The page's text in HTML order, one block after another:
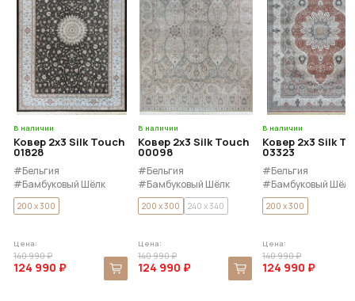
В наличии
Ковер 2x3 Silk Touch
01828
#Бельгия
#Бамбуковый Шёлк
200 x 300
Цена:
140 990 ₽
124 990 ₽
В наличии
Ковер 2x3 Silk Touch
00098
#Бельгия
#Бамбуковый Шёлк
200 x 300 240 x 340
Цена:
140 990 ₽
124 990 ₽
В наличии
Ковер 2x3 Silk
03323
#Бельгия
#Бамбуковый Шёлк
200 x 300
Цена:
140 990 ₽
124 990 ₽